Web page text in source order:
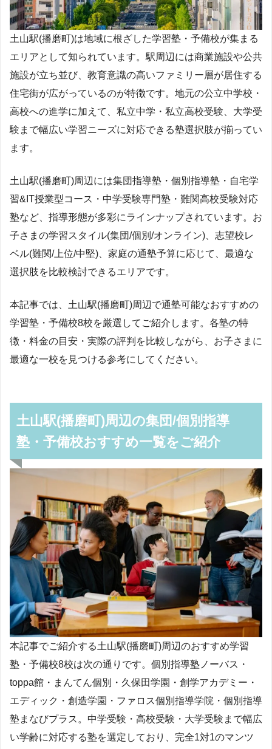
土山駅(播磨町)は地域に根ざした学習塾・予備校が集まる
エリアとして知られています。駅周辺には商業施設や公共
施設が立ち並び、教育意識の高いファミリー層が居住する
住宅街が広がっているのが特徴です。地元の公立中学校・
高校への進学に加えて、私立中学・私立高校受験、大学受
験まで幅広い学習ニーズに対応できる塾選択肢が揃ってい
ます。
土山駅(播磨町)周辺には集団指導塾・個別指導塾・自宅学
習&IT授業型コース・中学受験専門塾・難関高校受験対応
塾など、指導形態が多彩にラインナップされています。お
子さまの学習スタイル(集団/個別/オンライン)、志望校レ
ベル(難関/上位/中堅)、家庭の通塾予算に応じて、最適な
選択肢を比較検討できるエリアです。
本記事では、土山駅(播磨町)周辺で通塾可能なおすすめの
学習塾・予備校8校を厳選してご紹介します。各塾の特
徴・料金の目安・実際の評判を比較しながら、お子さまに
最適な一校を見つける参考にしてください。
土山駅(播磨町)周辺の集団/個別指導
塾・予備校おすすめ一覧をご紹介
本記事でご紹介する土山駅(播磨町)周辺のおすすめ学習
塾・予備校8校は次の通りです。個別指導塾ノーバス・
toppa館・まんてん個別・久保田学園・創学アカデミー・
エディック・創造学園・ファロス個別指導学院・個別指導
塾まなびプラス。中学受験・高校受験・大学受験まで幅広
い学齢に対応する塾を選定しており、完全1対1のマンツ